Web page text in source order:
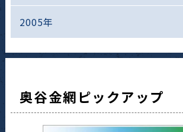
2005年
奥谷金網ピックアップ